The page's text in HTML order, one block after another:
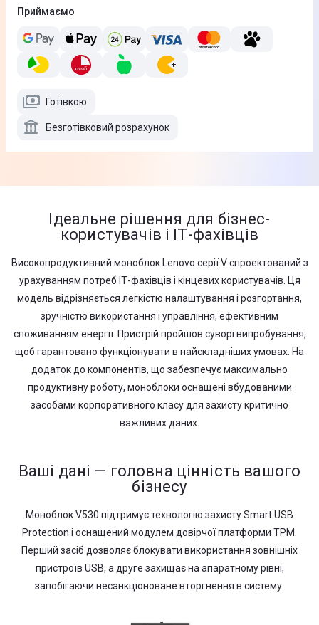
Приймаємо
Готівкою
Безготівковий розрахунок
Ідеальне рішення для бізнес-
користувачів і ІТ-фахівців
Високопродуктивний моноблок Lenovo серії V спроектований з
урахуванням потреб ІТ-фахівців і кінцевих користувачів. Ця
модель відрізняється легкістю налаштування і розгортання,
зручністю використання і управління, ефективним
споживанням енергії. Пристрій пройшов суворі випробування,
щоб гарантовано функціонувати в найскладніших умовах. На
додаток до компонентів, що забезпечує максимально
продуктивну роботу, моноблоки оснащені вбудованими
засобами корпоративного класу для захисту критично
важливих даних.
Ваші дані — головна цінність вашого
бізнесу
Моноблок V530 підтримує технологію захисту Smart USB
Protection і оснащений модулем довірчої платформи TPM.
Перший засіб дозволяє блокувати використання зовнішніх
пристроїв USB, а друге захищає на апаратному рівні,
запобігаючи несанкціоноване вторгнення в систему.